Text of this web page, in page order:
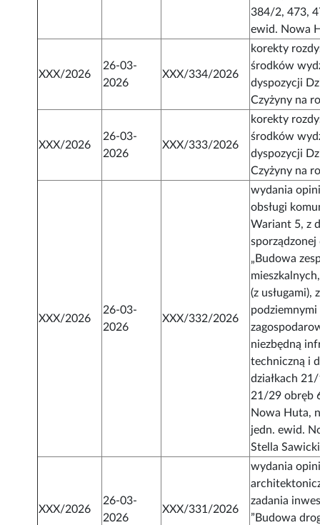
384/2, 473,
ewid. Nowa
XXX/2026
26-03-
2026
XXX/334/2026
korekty
środków
dyspozycji
Czyżyny na
XXX/2026
26-03-
2026
XXX/333/2026
korekty
środków
dyspozycji
Czyżyny na
XXX/2026
26-03-
2026
XXX/332/2026
wydania
obsługi
Wariant 5, z
„Budowa
(z usługami),
podziemnymi
niezbędną
techniczną i
działkach
21/29 obręb
Nowa Huta,
jedn. ewid.
Stella
XXX/2026
26-03-
2026
XXX/331/2026
wydania
zadania
”Budowa